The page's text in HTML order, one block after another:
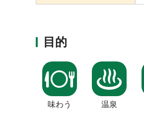
目的
味わう 温泉